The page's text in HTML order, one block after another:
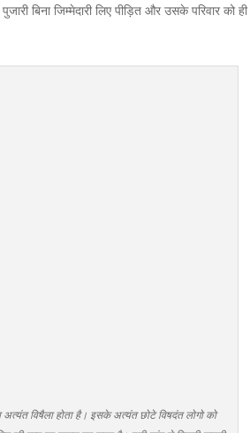
बिना जिम्मेदारी लिए पीड़ित और उसके परिवार को ही
विषैला होता है। इसके अत्यंत छोटे विषदंत लोगो को